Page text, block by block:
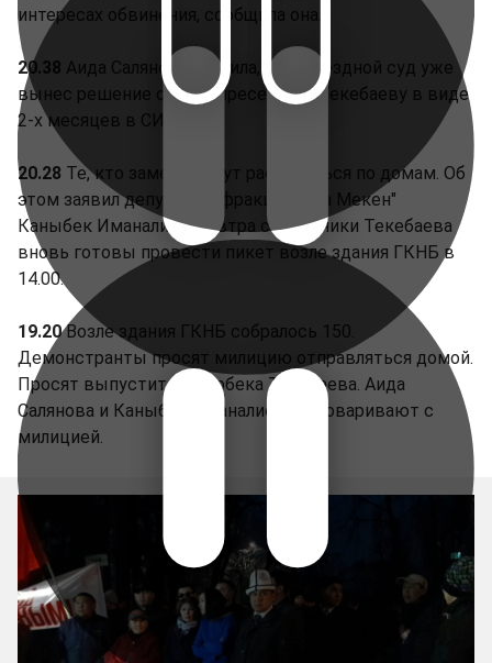
интересах обвинения, сообщила она.
20.38 Аида Салянова заявила, что выездной суд уже
вынес решение о мере пресечения Текебаеву в виде
2-х месяцев в СИЗО.
20.28 Те, кто замерз могут расходиться по домам. Об
этом заявил депутат от фракции "Ата Мекен"
Каныбек Иманалиев. Завтра сторонники Текебаева
вновь готовы провести пикет возле здания ГКНБ в
14.00.
19.20Возле здания ГКНБ собралось 150.
Демонстранты просят милицию отправляться домой.
Просят выпустить Омурбека Текебаева. Аида
Салянова и Каныбек Иманалиев разговаривают с
милицией.